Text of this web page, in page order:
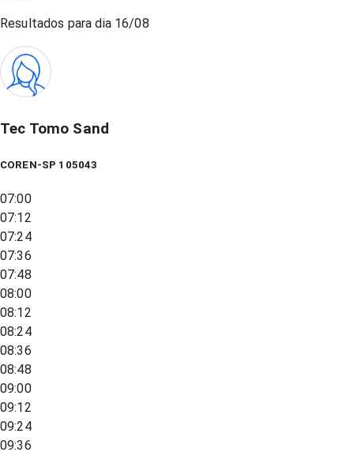
Resultados para dia 16/08
Tec Tomo Sand
COREN-SP 105043
07:00
07:12
07:24
07:36
07:48
08:00
08:12
08:24
08:36
08:48
09:00
09:12
09:24
09:36